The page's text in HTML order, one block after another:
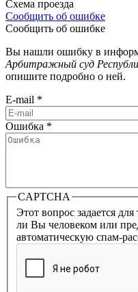
Схема проезда
Сообщить об ошибке
Сообщить об ошибке
Вы нашли ошибку в
Арбитражный суд
опишите подробно о ней.
E-mail *
Ошибка *
CAPTCHA
Этот вопрос задается
ли Вы человеком или
автоматическую спам-